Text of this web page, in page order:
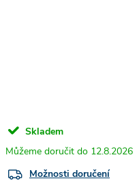
Skladem
12.8.2026
Možnosti doručení